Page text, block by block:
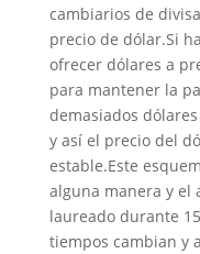
cambiarios de
precio de dólar.Si
ofrecer dólares a
para mantener la
demasiados
y así el precio del
estable.Este
alguna manera y el
laureado durante
tiempos cambian y